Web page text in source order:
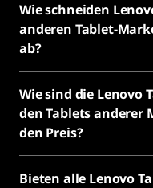
Wie schneiden
anderen Tablet-
ab?
Wie sind die Lenovo
den Tablets anderer
den Preis?
Bieten alle Lenovo